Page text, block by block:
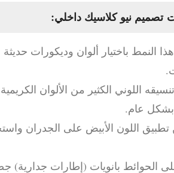
تصميم نيو كلاسيك داخلي:
هذا النمط باختيار ألوان وديكورات
اللوني الكثير من الألوان
بشكل عام.
تطبيق اللون الأبيض على الجدران
الحوائط بانويات (إطارات